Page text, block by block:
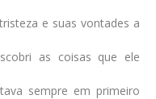
e suas vontades a
as coisas que ele
sempre em primeiro